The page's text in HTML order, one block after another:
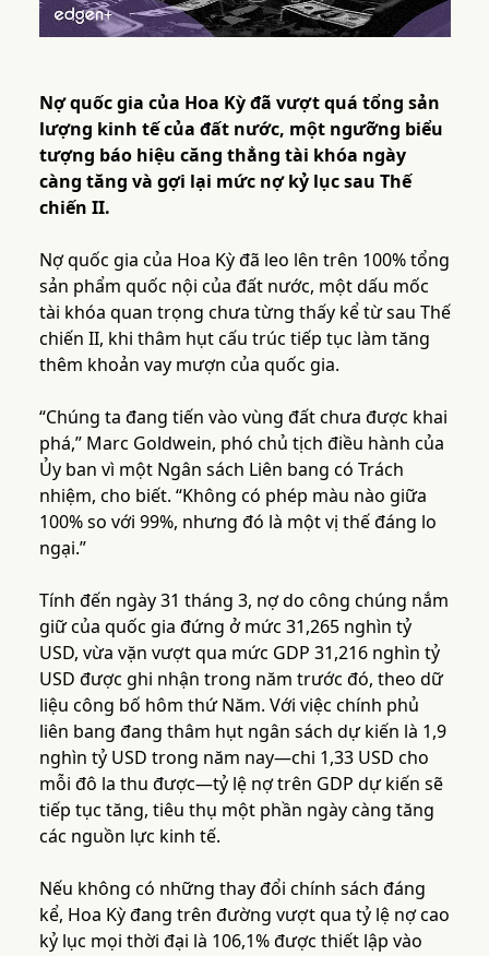
Nợ quốc gia của Hoa Kỳ đã vượt quá tổng sản
lượng kinh tế của đất nước, một ngưỡng biểu
tượng báo hiệu căng thẳng tài khóa ngày
càng tăng và gợi lại mức nợ kỷ lục sau Thế
chiến II.
Nợ quốc gia của Hoa Kỳ đã leo lên trên 100% tổng
sản phẩm quốc nội của đất nước, một dấu mốc
tài khóa quan trọng chưa từng thấy kể từ sau Thế
chiến II, khi thâm hụt cấu trúc tiếp tục làm tăng
thêm khoản vay mượn của quốc gia.
“Chúng ta đang tiến vào vùng đất chưa được khai
phá,” Marc Goldwein, phó chủ tịch điều hành của
Ủy ban vì một Ngân sách Liên bang có Trách
nhiệm, cho biết. “Không có phép màu nào giữa
100% so với 99%, nhưng đó là một vị thế đáng lo
ngại.”
Tính đến ngày 31 tháng 3, nợ do công chúng nắm
giữ của quốc gia đứng ở mức 31,265 nghìn tỷ
USD, vừa vặn vượt qua mức GDP 31,216 nghìn tỷ
USD được ghi nhận trong năm trước đó, theo dữ
liệu công bố hôm thứ Năm. Với việc chính phủ
liên bang đang thâm hụt ngân sách dự kiến ​​là 1,9
nghìn tỷ USD trong năm nay—chi 1,33 USD cho
mỗi đô la thu được—tỷ lệ nợ trên GDP dự kiến ​​sẽ
tiếp tục tăng, tiêu thụ một phần ngày càng tăng
các nguồn lực kinh tế.
Nếu không có những thay đổi chính sách đáng
kể, Hoa Kỳ đang trên đường vượt qua tỷ lệ nợ cao
kỷ lục mọi thời đại là 106,1% được thiết lập vào